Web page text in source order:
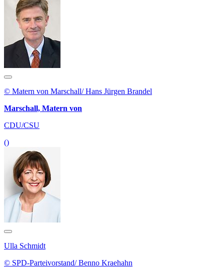
© Matern von Marschall/ Hans Jürgen Brandel
Marschall, Matern von
CDU/CSU
()
Ulla Schmidt
© SPD-Parteivorstand/ Benno Kraehahn